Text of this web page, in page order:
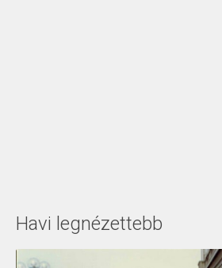
Havi legnézettebb